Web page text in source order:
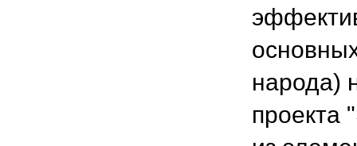
народа)
проекта